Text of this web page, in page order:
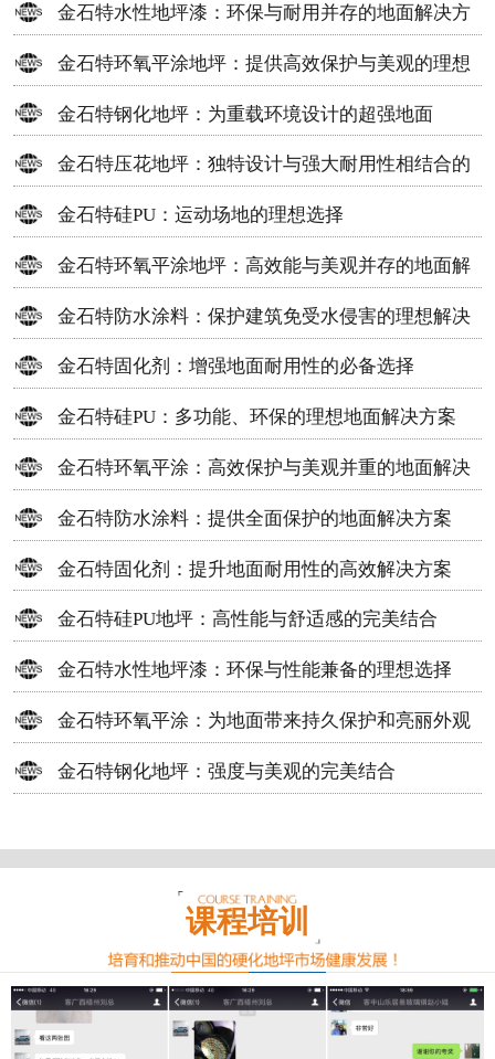
金石特水性地坪漆：环保与耐用并存的地面解决方
案
金石特环氧平涂地坪：提供高效保护与美观的理想
选择
金石特钢化地坪：为重载环境设计的超强地面
金石特压花地坪：独特设计与强大耐用性相结合的
地面材料
金石特硅PU：运动场地的理想选择
金石特环氧平涂地坪：高效能与美观并存的地面解
决方案
金石特防水涂料：保护建筑免受水侵害的理想解决
方案
金石特固化剂：增强地面耐用性的必备选择
金石特硅PU：多功能、环保的理想地面解决方案
金石特环氧平涂：高效保护与美观并重的地面解决
方案
金石特防水涂料：提供全面保护的地面解决方案
金石特固化剂：提升地面耐用性的高效解决方案
金石特硅PU地坪：高性能与舒适感的完美结合
金石特水性地坪漆：环保与性能兼备的理想选择
金石特环氧平涂：为地面带来持久保护和亮丽外观
金石特钢化地坪：强度与美观的完美结合
课程培训